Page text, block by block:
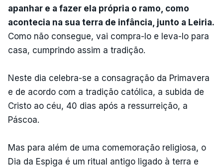
apanhar e a fazer ela própria o ramo, como
acontecia na sua terra de infância, junto a Leiria.
Como não consegue, vai compra-lo e leva-lo para
casa, cumprindo assim a tradição.
Neste dia celebra-se a consagração da Primavera
e de acordo com a tradição católica, a subida de
Cristo ao céu, 40 dias após a ressurreição, a
Páscoa.
Mas para além de uma comemoração religiosa, o
Dia da Espiga é um ritual antigo ligado à terra e